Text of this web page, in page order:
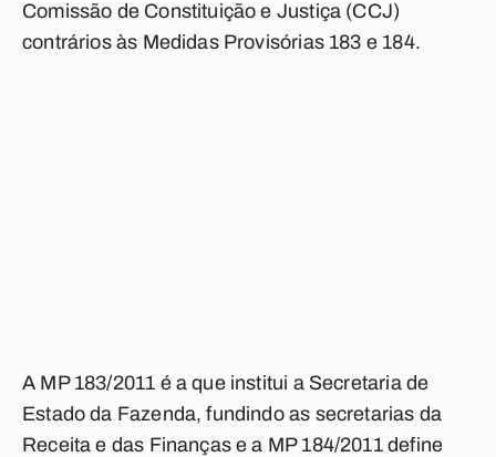
Comissão de Constituição e Justiça (CCJ)
contrários às Medidas Provisórias 183 e 184.
A MP 183/2011 é a que institui a Secretaria de
Estado da Fazenda, fundindo as secretarias da
Receita e das Finanças e a MP 184/2011 define